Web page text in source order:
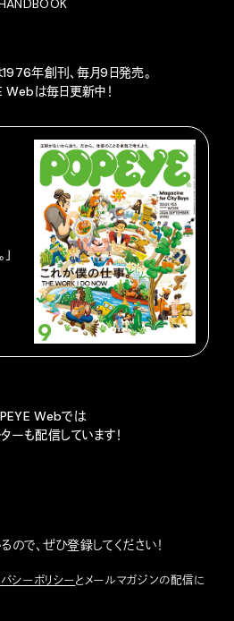
年創刊、毎月9日発売。
Webは毎日更新中！
Webでは
ーも配信しています！
で、ぜひ登録してください！
シーポリシーとメールマガジンの配信に